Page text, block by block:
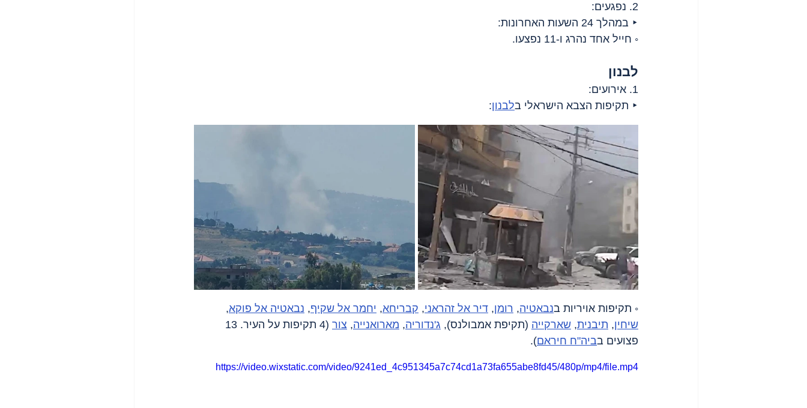
2. נפגעים:
‣ במהלך 24 השעות האחרונות:
◦ חייל אחד נהרג ו-11 נפצעו.
לבנון
1. אירועים:
‣ תקיפות הצבא הישראלי בלבנון:
◦ תקיפות אויריות בנבאטיה, רומן, דיר אל זהראני, קבריחא, יחמר אל שקיף, נבאטיה אל פוקא,
שיחין, תיבנית, שארקייה (תקיפת אמבולנס), ג'נדוריה, מארואנייה, צור
פצועים בביה"ח חיראם).
https://video.wixstatic.com/video/9241ed_4c951345a7c74cd1a73fa655abe8fd45/480p/mp4/file.mp4